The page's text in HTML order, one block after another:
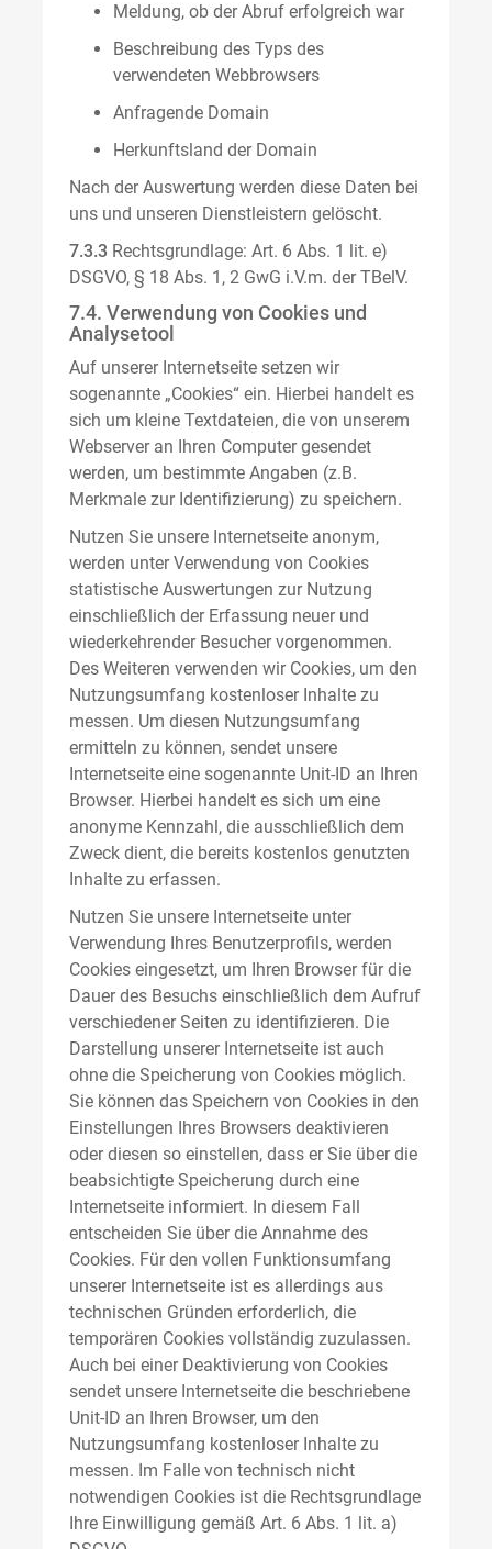
Meldung, ob der Abruf erfolgreich war
Beschreibung des Typs des
verwendeten Webbrowsers
Anfragende Domain
Herkunftsland der Domain
Nach der Auswertung werden diese Daten bei
uns und unseren Dienstleistern gelöscht.
7.3.3 Rechtsgrundlage: Art. 6 Abs. 1 lit. e)
DSGVO, § 18 Abs. 1, 2 GwG i.V.m. der TBelV.
7.4. Verwendung von Cookies und
Analysetool
Auf unserer Internetseite setzen wir
sogenannte „Cookies“ ein. Hierbei handelt es
sich um kleine Textdateien, die von unserem
Webserver an Ihren Computer gesendet
werden, um bestimmte Angaben (z.B.
Merkmale zur Identifizierung) zu speichern.
Nutzen Sie unsere Internetseite anonym,
werden unter Verwendung von Cookies
statistische Auswertungen zur Nutzung
einschließlich der Erfassung neuer und
wiederkehrender Besucher vorgenommen.
Des Weiteren verwenden wir Cookies, um den
Nutzungsumfang kostenloser Inhalte zu
messen. Um diesen Nutzungsumfang
ermitteln zu können, sendet unsere
Internetseite eine sogenannte Unit-ID an Ihren
Browser. Hierbei handelt es sich um eine
anonyme Kennzahl, die ausschließlich dem
Zweck dient, die bereits kostenlos genutzten
Inhalte zu erfassen.
Nutzen Sie unsere Internetseite unter
Verwendung Ihres Benutzerprofils, werden
Cookies eingesetzt, um Ihren Browser für die
Dauer des Besuchs einschließlich dem Aufruf
verschiedener Seiten zu identifizieren. Die
Darstellung unserer Internetseite ist auch
ohne die Speicherung von Cookies möglich.
Sie können das Speichern von Cookies in den
Einstellungen Ihres Browsers deaktivieren
oder diesen so einstellen, dass er Sie über die
beabsichtigte Speicherung durch eine
Internetseite informiert. In diesem Fall
entscheiden Sie über die Annahme des
Cookies. Für den vollen Funktionsumfang
unserer Internetseite ist es allerdings aus
technischen Gründen erforderlich, die
temporären Cookies vollständig zuzulassen.
Auch bei einer Deaktivierung von Cookies
sendet unsere Internetseite die beschriebene
Unit-ID an Ihren Browser, um den
Nutzungsumfang kostenloser Inhalte zu
messen. Im Falle von technisch nicht
notwendigen Cookies ist die Rechtsgrundlage
Ihre Einwilligung gemäß Art. 6 Abs. 1 lit. a)